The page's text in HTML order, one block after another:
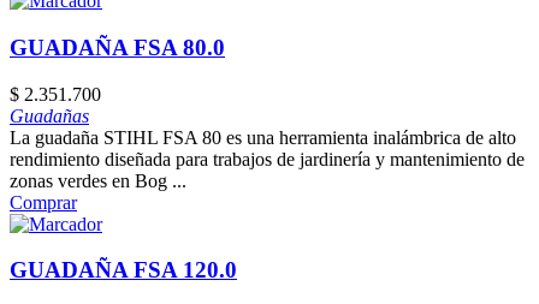
GUADAÑA FSA 80.0
$ 2.351.700
Guadañas
La guadaña STIHL FSA 80 es una herramienta inalámbrica de alto
rendimiento diseñada para trabajos de jardinería y mantenimiento de
zonas verdes en Bog ...
Comprar
GUADAÑA FSA 120.0